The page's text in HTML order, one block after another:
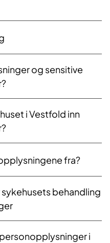
og sensitive
i Vestfold inn
fra?
behandling
i